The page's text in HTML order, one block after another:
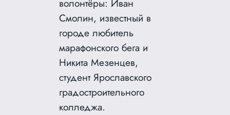
волонтёры: Иван
Смолин, известный в
городе любитель
марафонского бега и
Никита Мезенцев,
студент Ярославского
градостроительного
колледжа.